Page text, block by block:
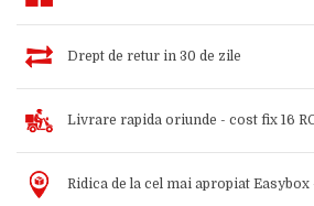
Drept de retur in 30 de zile
Livrare rapida oriunde - cost fix 16
Ridica de la cel mai apropiat Easybox